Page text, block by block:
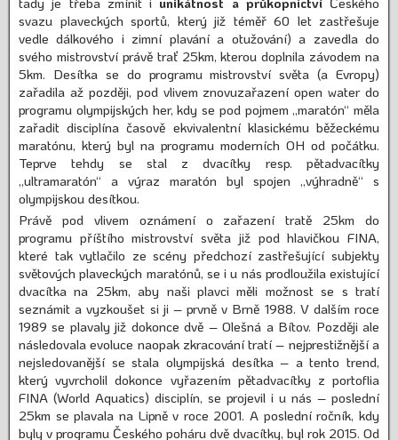
svazu plaveckých sportů, který již téměř 60 let zastřešuje
vedle dálkového i zimní plavání a otužování) a zavedla do
svého mistrovství právě trať 25km, kterou doplnila závodem na
5km. Desítka se do programu mistrovství světa (a Evropy)
zařadila až později, pod vlivem znovuzařazení open water do
programu olympijských her, kdy se pod pojmem „maratón“ měla
zařadit disciplína časově ekvivalentní klasickému běžeckému
maratónu, který byl na programu moderních OH od počátku.
Teprve tehdy se stal z dvacítky resp. pětadvacítky
„ultramaratón“ a výraz maratón byl spojen „výhradně“ s
olympijskou desítkou.
Právě pod vlivem oznámení o zařazení tratě 25km do
programu příštího mistrovství světa již pod hlavičkou FINA,
které tak vytlačilo ze scény předchozí zastřešující subjekty
světových plaveckých maratónů, se i u nás prodloužila existující
dvacítka na 25km, aby naši plavci měli možnost se s tratí
seznámit a vyzkoušet si ji – prvně v Brně 1988. V dalším roce
1989 se plavaly již dokonce dvě – Olešná a Bítov. Později ale
následovala evoluce naopak zkracování tratí – nejprestižnější a
nejsledovanější se stala olympijská desítka – a tento trend,
který vyvrcholil dokonce vyřazením pětadvacítky z portoflia
FINA (World Aquatics) disciplín, se projevil i u nás – poslední
25km se plavala na Lipně v roce 2001. A poslední ročník, kdy
byly v programu Českého poháru dvě dvacítky, byl rok 2015. Od